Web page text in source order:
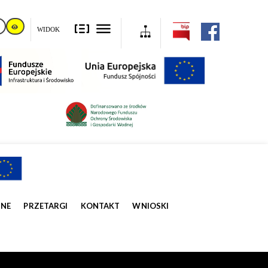
WIDOK
PRZETARGI KONTAKT WNIOSKI